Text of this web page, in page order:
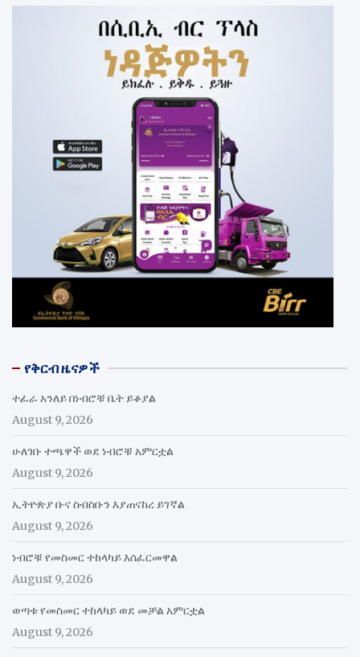
የቅርብ ዜናዎች
ተፈራ አንለይ በነብሮቹ ቤት ይቆያል
August 9, 2026
ሁለገቡ ተጫዋች ወደ ነብሮቹ አምርቷል
August 9, 2026
ኢትዮጵያ ቡና ስብስቡን እያጠናከረ ይገኛል
August 9, 2026
ነብሮቹ የመስመር ተከላካይ እሰፈርመዋል
August 9, 2026
ወጣቱ የመስመር ተከላካይ ወደ መቻል አምርቷል
August 9, 2026